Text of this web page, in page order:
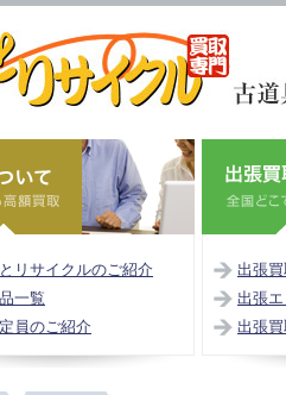
リサイクルのご紹介
一覧
員のご紹介
出張
出張
出張